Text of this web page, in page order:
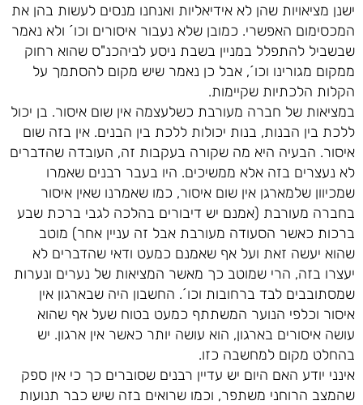
ישנן מציאויות שהן לא אידיאליות ואנחנו מנסים לעשות בהן את
המכסימום האפשרי. כמובן שלא נעבור איסורים וכו´ ולא נאמר
שבשביל להתפלל במניין בשבת ניסע לביהכנ"ס שהוא רחוק
ממקום מגורינו וכו´, אבל כן נאמר שיש מקום להסתמך על
הקלות הלכתיות שקיימות.
במציאות של חברה מעורבת כשלעצמה אין שום איסור. בן יכול
ללכת בין הבנות, בנות יכולות ללכת בין הבנים. אין בזה שום
איסור. הבעיה היא מה שקורה בעקבות זה, העובדה שהדברים
לא נעצרים בזה אלא ממשיכים. היו בעבר רבנים שאמרו
שמכיוון שלמארגן אין שום איסור, כמו שאמרנו שאין איסור
בחברה מעורבת (אמנם יש דיבורים בהלכה לגבי ברכת שבע
ברכות כאשר הסעודה מעורבת אבל זה עניין אחר) מוטב
שהוא יעשה זאת ועל אף שאמנם כמעט ודאי שהדברים לא
יעצרו בזה, הרי שמוטב כך מאשר המציאות של נערים ונערות
שמסתובבים לבד ברחובות וכו´. החשבון היה שבארגון אין
איסור וכלפי הנוער המשתתף כמעט בטוח שעל אף שהוא
עושה איסורים בארגון, הוא עושה יותר כאשר אין ארגון. יש
בהחלט מקום למחשבה כזו.
אינני יודע האם היום יש עדיין רבנים שסוברים כך כי אין ספק
שהמצב הרוחני משתפר, וכמו שרואים בזה שיש כבר תנועות